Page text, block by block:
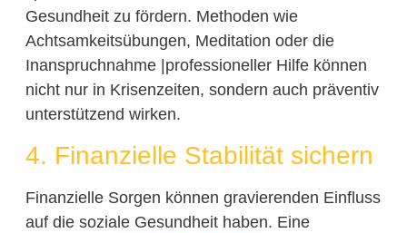
Gesundheit zu fördern. Methoden wie
Achtsamkeitsübungen, Meditation oder die
Inanspruchnahme |professioneller Hilfe können
nicht nur in Krisenzeiten, sondern auch präventiv
unterstützend wirken.
4. Finanzielle Stabilität sichern
Finanzielle Sorgen können gravierenden Einfluss
auf die soziale Gesundheit haben. Eine